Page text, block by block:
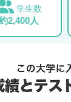
学生数
2,400人